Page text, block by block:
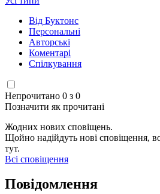
Від Буктонс
Персональні
Авторські
Коментарі
Спілкування
Непрочитано 0 з 0
Позначити як прочитані
Жодних нових сповіщень.
Щойно надійдуть нові сповіщення,
тут.
Всі сповіщення
Повідомлення